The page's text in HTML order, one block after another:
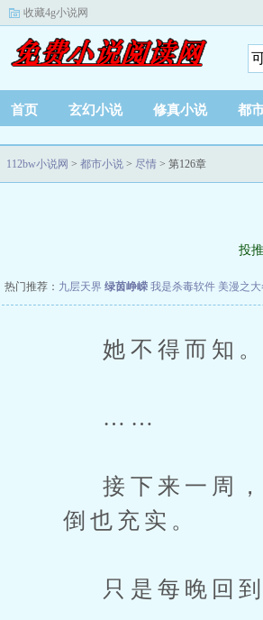
收藏4g小说网
首页 玄幻小说 修真小说 都
112bw小说网 > 都市小说 > 尽情 > 第126章
投
热门推荐： 九层天界 绿茵峥嵘 我是杀毒软件 美漫之
她不得而知。
……
接下来一周，
倒也充实。
只是每晚回到